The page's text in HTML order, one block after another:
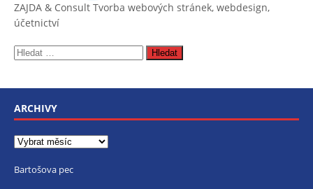
ZAJDA & Consult Tvorba webových stránek, webdesign,
účetnictví
ARCHIVY
Bartošova pec